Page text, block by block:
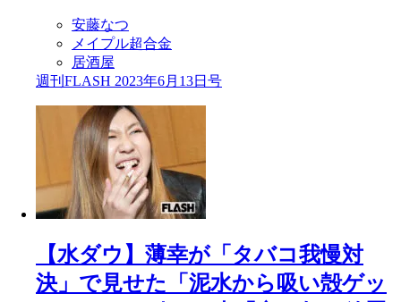
安藤なつ
メイプル超合金
居酒屋
週刊FLASH 2023年6月13日号
【水ダウ】薄幸が「タバコ我慢対
決」で見せた「泥水から吸い殻ゲッ